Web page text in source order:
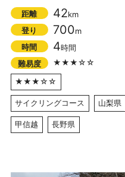
距離 42km
登り
700m
時間
4時間
難易度
★★★☆☆
★★★☆☆
サイクリングコース 山梨県
甲信越 長野県